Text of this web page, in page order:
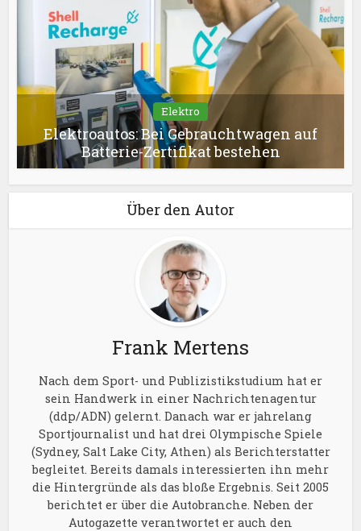
Elektro
Elektroautos: Bei Gebrauchtwagen auf
Batterie-Zertifikat bestehen
Über den Autor
Frank Mertens
Nach dem Sport- und Publizistikstudium hat er
sein Handwerk in einer Nachrichtenagentur
(ddp/ADN) gelernt. Danach war er jahrelang
Sportjournalist und hat drei Olympische Spiele
(Sydney, Salt Lake City, Athen) als Berichterstatter
begleitet. Bereits damals interessierten ihn mehr
die Hintergründe als das bloße Ergebnis. Seit 2005
berichtet er über die Autobranche. Neben der
Autogazette verantwortet er auch den